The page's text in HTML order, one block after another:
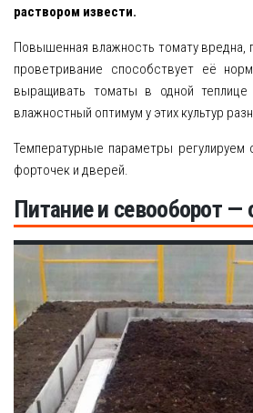
раствором извести.
Повышенная влажность томату вредна,
проветривание способствует её
выращивать томаты в одной теплице
влажностный оптимум у этих культур
Температурные параметры
форточек и дверей.
Питание и севооборот —